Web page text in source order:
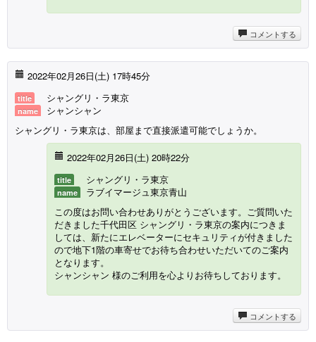
コメントする
2022年02月26日(土) 17時45分
title シャングリ・ラ東京
name
シャンシャン
シャングリ・ラ東京は、部屋まで直接派遣可能でしょうか。
2022年02月26日(土) 20時22分
title シャングリ・ラ東京
name
ラブイマージュ東京青山
この度はお問い合わせありがとうございます。ご質問いた
だきました千代田区 シャングリ・ラ東京の案内につきま
しては、新たにエレベーターにセキュリティが付きました
ので地下1階の車寄せでお待ち合わせいただいてのご案内
となります。
シャンシャン 様のご利用を心よりお待ちしております。
コメントする